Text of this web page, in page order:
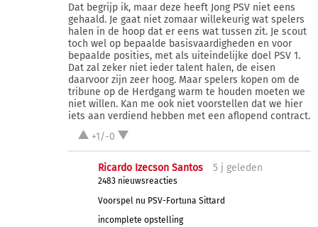
Dat begrijp ik, maar deze heeft Jong PSV niet eens
gehaald. Je gaat niet zomaar willekeurig wat spelers
halen in de hoop dat er eens wat tussen zit. Je scout
toch wel op bepaalde basisvaardigheden en voor
bepaalde posities, met als uiteindelijke doel PSV 1.
Dat zal zeker niet ieder talent halen, de eisen
daarvoor zijn zeer hoog. Maar spelers kopen om de
tribune op de Herdgang warm te houden moeten we
niet willen. Kan me ook niet voorstellen dat we hier
iets aan verdiend hebben met een aflopend contract.
+1/-0
Ricardo Izecson Santos 5 j geleden
2483 nieuwsreacties
Voorspel nu PSV-Fortuna Sittard
incomplete opstelling